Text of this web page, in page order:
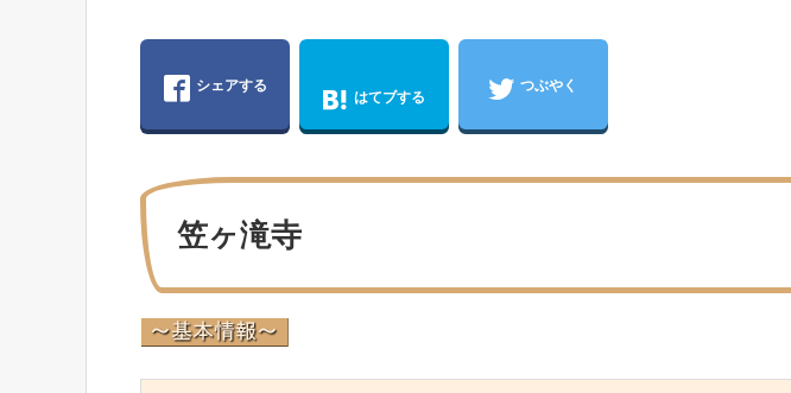
シェアする
はてブする
つぶやく
笠ヶ滝寺